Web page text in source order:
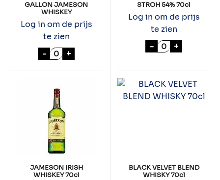
GALLON JAMESON
WHISKEY
Log in om de prijs
te zien
- GALLON JAMESON WHISKEY aantal
+
STROH 54% 70cl
Log in om de prijs
te zien
- STROH 54%
+
JAMESON IRISH
WHISKEY 70cl
BLACK VELVET BLEND
WHISKY 70cl